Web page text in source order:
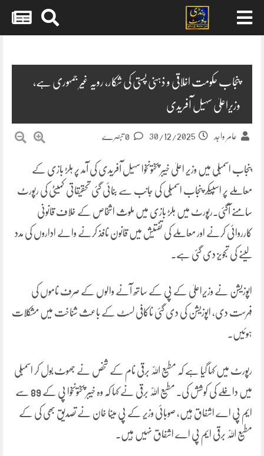
پنجاب حکومت اخلاقی و ذہنی پستی کی شکار، رویہ غیر جمہوری ہے،
وزیراعلیٰ سہیل آفریدی
عامر واجد 30/12/2025
پنجاب اسمبلی میں وزیر اعلیٰ خیبر پختونخوا سہیل آفریدی کی آمد پر ہلڑ بازی کے
معاملے پر اسپیکر پنجاب اسمبلی کی جانب سے بنائی گئی تحقیقاتی کمیٹی کی رپورٹ
سامنے آگئی۔رپورٹ میں ہلڑ بازی میں ملوث اشخاص کے خلاف قانونی
کارروائی کرنے اور معاملے کی تفتیش میں قانون نافذ کرنے والے اداروں کی مدد
لینے کی تجویز دی گئی ہے۔
اپوزیشن نے وزیراعلیٰ کے پی کے ساتھ آنے والوں کے صرف ناموں کی
فہرست دی، اپوزیشن کی دی گئی ناکافی لسٹ کے باعث شناخت میں مشکلات
ہوئیں۔
رپورٹ میں کہا گیا ہے کہ مطیع اللّٰہ برقی نام کے شخص نے جھوٹ بول کر اسمبلی
میں داخلے کی کوشش کی۔ مطیع اللّٰہ برقی نے کہا کہ وہ خیبر پختونخوا پی کے 89 سے
ایم پی اے اشفاق ہیں، صوبائی وزیر کے پی مینا خان نے تصدیق بھی کی کے
مطیع اللّٰہ برقی ایم پی اے اشفاق نہیں ہیں۔